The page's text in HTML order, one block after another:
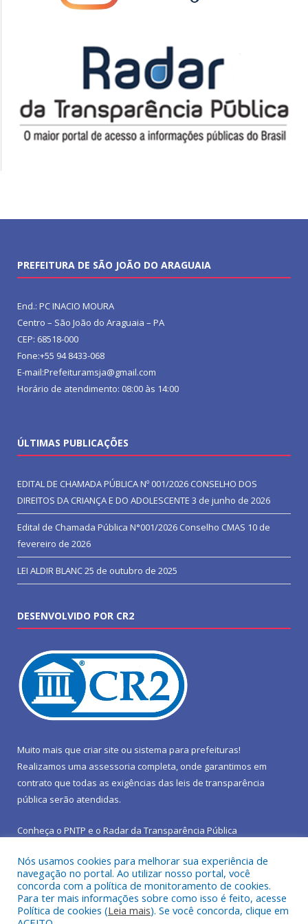
PREFEITURA DE SÃO JOÃO DO ARAGUAIA
End.: PC INACIO MOURA
Centro – São João do Araguaia – PA
CEP: 68518-000
Fone:+55 94 8433-068
E-mail:Prefeituramsja@gmail.com
Horário de atendimento: 08:00 às 14:00
ÚLTIMAS PUBLICAÇÕES
EDITAL DE CHAMADA PÚBLICA Nº 001/2026 CONSELHO DOS
DIREITOS DA CRIANÇA E DO ADOLESCENTE 3 de junho de 2026
Edital de Chamada Pública N°001/2026 Conselho CMAS 10 de
fevereiro de 2026
LEI ALDIR BLANC25 de outubro de 2025
DESENVOLVIDO POR CR2
Muito mais que criar site ou sistema para prefeituras!
Realizamos uma assessoria completa, onde garantimos em
contrato que todas as exigências das leis de transparência
pública serão atendidas.
Conheça o PNTP e o Radar da Transparência Pública
Todos os direitos reservados a Prefeitura Municipal de São João
do Araguaia.
Nós usamos cookies para melhorar sua experiência de
navegação no portal. Ao utilizar nosso portal, você
concorda com a política de monitoramento de cookies.
Para ter mais informações sobre como isso é feito, acesse
Política de cookies (Leia mais). Se você concorda, clique em